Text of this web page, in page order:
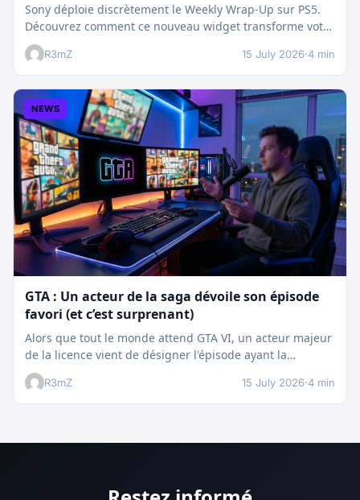
Sony déploie discrètement le Weekly Wrap-Up sur PS5.
Découvrez comment ce nouveau widget transforme votre
dashboard et booste votre suivi…
R3mZ 15 July 2026·4 min
NEWS
GTA : Un acteur de la saga dévoile son épisode
favori (et c’est surprenant)
Alors que tout le monde attend GTA VI, un acteur majeur
de la licence vient de désigner l'épisode ayant la…
R3mZ 15 July 2026·4 min